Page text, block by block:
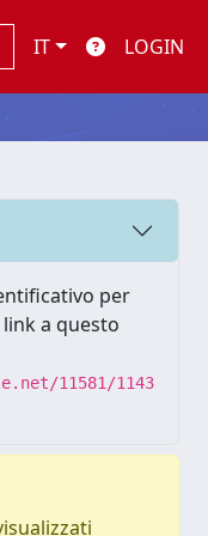
IT LOGIN
per
a questo
11581/1143